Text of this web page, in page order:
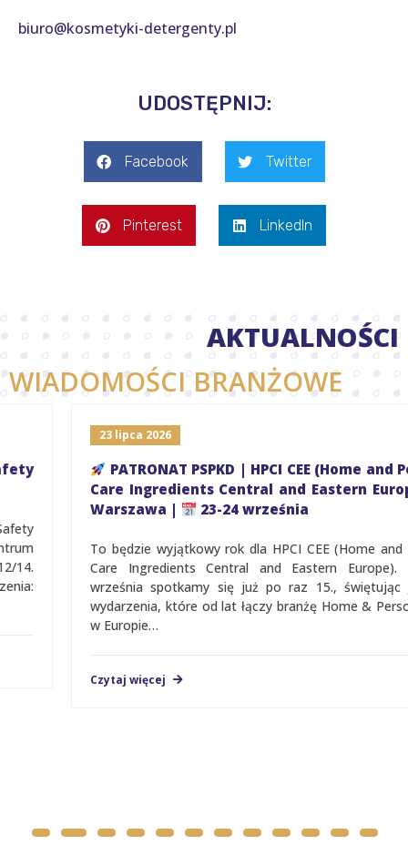
biuro@kosmetyki-detergenty.pl
UDOSTĘPNIJ:
Facebook Twitter
Pinterest LinkedIn
AKTUALNOŚCI
WIADOMOŚCI BRANŻOWE
PATRONAT PSPKD | HPCI CEE (Home and Personal
Care Ingredients Central and Eastern Europe) |
Warszawa |
23-24 września
To będzie wyjątkowy rok dla HPCI CEE (Home and Personal
Care Ingredients Central and Eastern Europe). 23 i 24
września spotkamy się już po raz 15., świętując jubileusz
wydarzenia, które od lat łączy branżę Home & Personal Care
Czytaj więcej